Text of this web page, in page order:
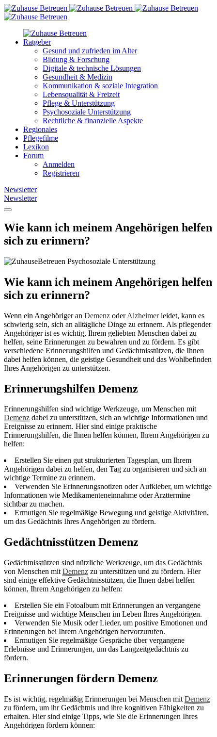
Ratgeber
Gesund und zufrieden im Alter
Bildung & Forschung
Digitale & technische Lösungen
Gesundheit & Medizin
Kommunikation & soziale Integration
Lebensqualität & Freizeit
Pflege & Unterstützung
Psychosoziale Unterstützung
Rechtliche & finanzielle Aspekte
Regionales
Pflegefilme
Lexikon
Forum
Anmelden
Registrieren
Newsletter
Newsletter
Wie kann ich meinem Angehörigen helfen
sich zu erinnern?
Wie kann ich meinem Angehörigen helfen
sich zu erinnern?
Wenn ein Angehöriger an Demenz oderAlzheimerleidet, kann es
schwierig sein, sich an alltägliche Dinge zu erinnern. Als pflegender
Angehöriger ist es wichtig, Ihrem geliebten Menschen dabei zu
helfen, seine Erinnerungen zu bewahren und zu fördern. Es gibt
verschiedene Erinnerungshilfen und Gedächtnisstützen, die Ihnen
dabei helfen können, die geistige Gesundheit und das Wohlbefinden
Ihres Angehörigen zu unterstützen.
Erinnerungshilfen Demenz
Erinnerungshilfen sind wichtige Werkzeuge, um Menschen mit
Demenz dabei zu unterstützen, sich an wichtige Informationen und
Ereignisse zu erinnern. Hier sind einige praktische
Erinnerungshilfen, die Ihnen helfen können, Ihrem Angehörigen zu
helfen:
Erstellen Sie einen gut strukturierten Tagesplan, um Ihrem
Angehörigen dabei zu helfen, den Tag zu organisieren und sich an
wichtige Termine zu erinnern.
Verwenden Sie Erinnerungsnotizen oder Aufkleber, um wichtige
Informationen wie Medikamenteneinnahme oder Arzttermine
sichtbar zu machen.
Ermutigen Sie regelmäßige Bewegung und geistige Aktivitäten,
um das Gedächtnis Ihres Angehörigen zu fördern.
Gedächtnisstützen Demenz
Gedächtnisstützen sind nützliche Werkzeuge, um das Gedächtnis
von Menschen mit Demenz zu unterstützen und zu fördern. Hier
sind einige effektive Gedächtnisstützen, die Ihnen dabei helfen
können, Ihrem Angehörigen zu helfen:
Erstellen Sie ein Fotoalbum mit Erinnerungen an vergangene
Ereignisse und wichtige Menschen im Leben Ihres Angehörigen.
Verwenden Sie Musik oder Lieder, um positive Emotionen und
Erinnerungen bei Ihrem Angehörigen hervorzurufen.
Ermutigen Sie regelmäßige Gespräche über vergangene
Erlebnisse und Erinnerungen, um das Langzeitgedächtnis zu
fördern.
Erinnerungen fördern Demenz
Es ist wichtig, regelmäßig Erinnerungen bei Menschen mit Demenz
zu fördern, um ihr Gedächtnis und ihre kognitiven Fähigkeiten zu
erhalten. Hier sind einige Tipps, wie Sie die Erinnerungen Ihres
Angehörigen fördern können: